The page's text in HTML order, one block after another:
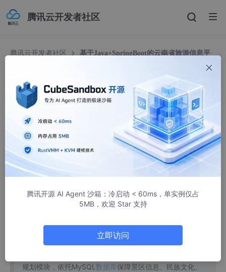
腾讯云开发者社区
腾讯云开发者社区
基于Java+SpringBoot的云南省旅游信息平
基于Java+SpringBoot的云南省旅游信息平台设计
与实现（源码+讲解视频+LW）
QQ3295391197
908人浏览 · 2026-01-05 18:44:37
本课题针对云南省旅游行业中资源整合不足、信息碎片化、
营销精准度低、客流管控滞后等核心痛点，设计实现基于
+智能服务+精准营销+数据管控”一体化数字化文旅平台，适
配云南全域旅游、景区运营、游客出行等多场景的信息服务
语言、SpringBoot为核心框架，整合Spring Security、
MyBatis-Plus、Redis、Elasticsearch等技术，实现权限管
控、资源整合、客流预测、数据统计等核心功能；前端构建
规划模块，依托MySQL 数据库保障景区信息、民族文化、
腾讯开源 AI Agent 沙箱：冷启动 < 60ms，单实例仅占
5MB，欢迎 Star 支持
立即访问